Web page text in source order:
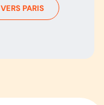
VERS PARIS